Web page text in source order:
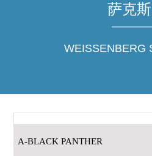
萨克
WEISSENBERG
A-BLACK PANTHER